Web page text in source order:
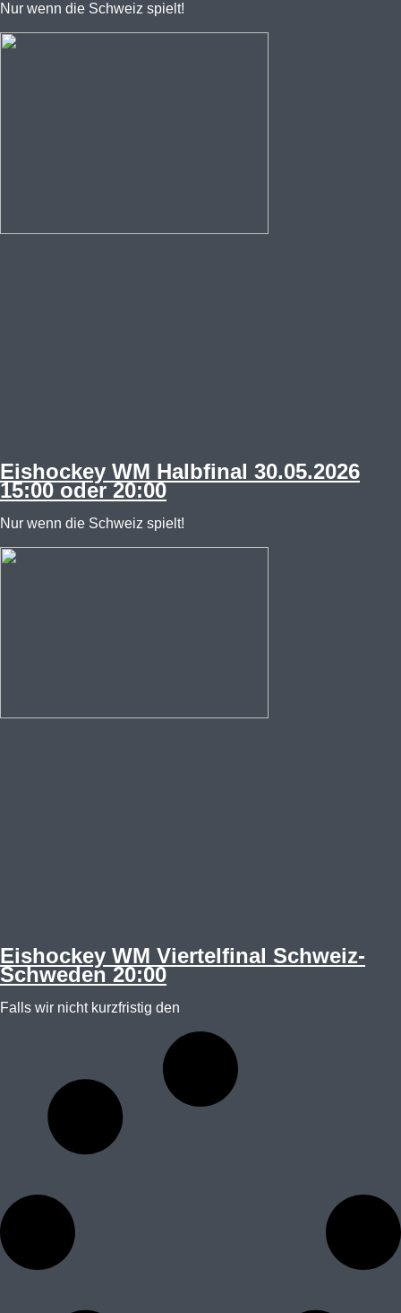
Nur wenn die Schweiz spielt!
Eishockey WM Halbfinal 30.05.2026
15:00 oder 20:00
Nur wenn die Schweiz spielt!
Eishockey WM Viertelfinal Schweiz-
Schweden 20:00
Falls wir nicht kurzfristig den